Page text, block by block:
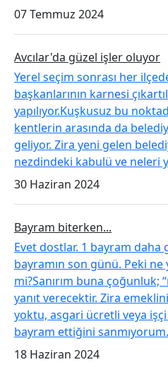
07 Temmuz 2024
Avcılar'da güzel işler oluyor
Yerel seçim sonrası her
başkanlarının karnesi
yapılıyor.Kuşkusuz bu
kentlerin arasında da
geliyor. Zira yeni gelen
nezdindeki kabulü ve neleri
30 Haziran 2024
Bayram biterken...
Evet dostlar. 1 bayram daha
bayramın son günü. Peki
mi?Sanırım buna çoğunluk;
yanıt verecektir. Zira
yoktu, asgari ücretli veya
bayram ettiğini
18 Haziran 2024